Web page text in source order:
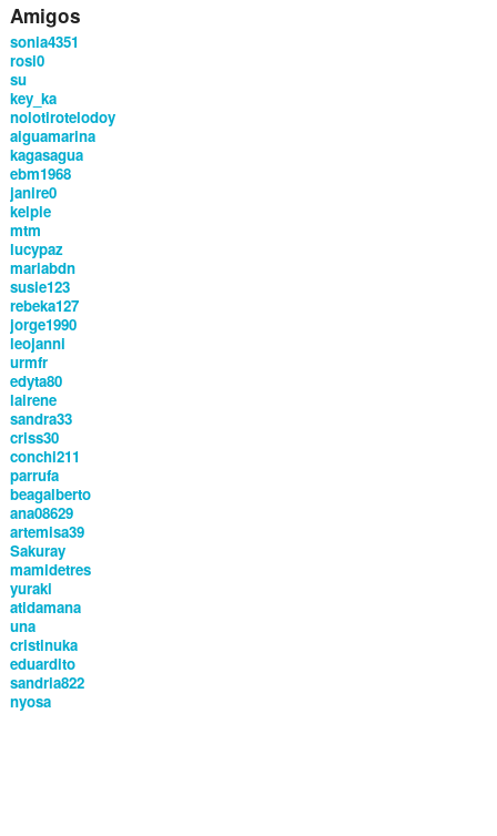
Amigos
sonia4351
rosi0
su
key_ka
nolotirotelodoy
aiguamarina
kagasagua
ebm1968
janire0
kelpie
mtm
lucypaz
mariabdn
susie123
rebeka127
jorge1990
leojanni
urmfr
edyta80
lairene
sandra33
criss30
conchi211
parrufa
beagalberto
ana08629
artemisa39
Sakuray
mamidetres
yuraki
atidamana
una
cristinuka
eduardito
sandria822
nyosa